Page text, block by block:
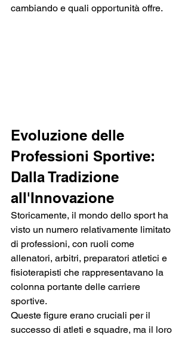
cambiando e quali opportunità offre.
Evoluzione delle
Professioni Sportive:
Dalla Tradizione
all'Innovazione
Storicamente, il mondo dello sport ha
visto un numero relativamente limitato
di professioni, con ruoli come
allenatori, arbitri, preparatori atletici e
fisioterapisti che rappresentavano la
colonna portante delle carriere
sportive.
Queste figure erano cruciali per il
successo di atleti e squadre, ma il loro